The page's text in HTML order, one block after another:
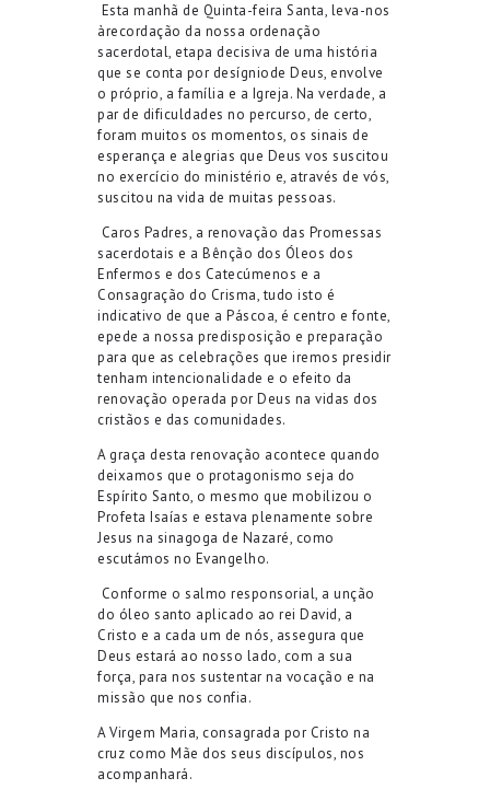
Esta manhã de Quinta-feira Santa, leva-nos
àrecordação da nossa ordenação
sacerdotal, etapa decisiva de uma história
que se conta por desígniode Deus, envolve
o próprio, a família e a Igreja. Na verdade, a
par de dificuldades no percurso, de certo,
foram muitos os momentos, os sinais de
esperança e alegrias que Deus vos suscitou
no exercício do ministério e, através de vós,
suscitou na vida de muitas pessoas.
Caros Padres, a renovação das Promessas
sacerdotais e a Bênção dos Óleos dos
Enfermos e dos Catecúmenos e a
Consagração do Crisma,tudo isto é
indicativo de que a Páscoa, é centro e fonte,
epede a nossa predisposição e preparação
para que as celebrações que iremos presidir
tenham intencionalidade e o efeito da
renovação operada por Deus na vidas dos
cristãos e das comunidades.
A graça desta renovação acontece quando
deixamos que o protagonismo seja do
Espírito Santo, o mesmo que mobilizou o
Profeta Isaías e estava plenamente sobre
Jesus na sinagoga de Nazaré, como
escutámos no Evangelho.
Conforme o salmo responsorial, a unção
do óleo santo aplicado ao rei David, a
Cristo e a cada um de nós, assegura que
Deus estará ao nosso lado, com a sua
força, para nos sustentar na vocação e na
missão que nos confia.
A Virgem Maria, consagrada por Cristo na
cruz como Mãe dos seus discípulos, nos
acompanhará.